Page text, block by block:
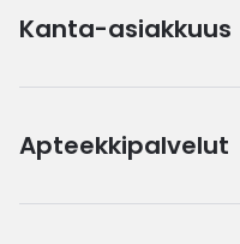
Kanta-asiakkuus
Apteekkipalvelut